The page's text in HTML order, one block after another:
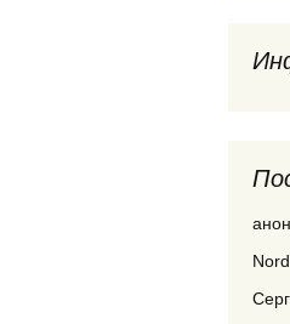
Nord